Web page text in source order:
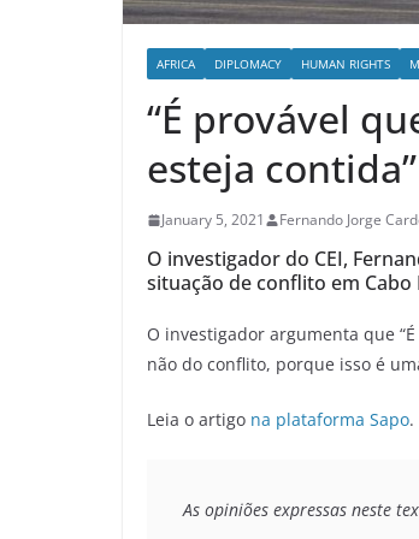
AFRICA DIPLOMACY HUMAN RIGHTS
“É provável
esteja contida”
January 5, 2021 Fernando Jorge
O investigador do CEI,
situação de conflito em Cabo
O investigador argumenta que
não do conflito, porque isso é
Leia o artigo na plataforma Sapo.
As opiniões expressas neste